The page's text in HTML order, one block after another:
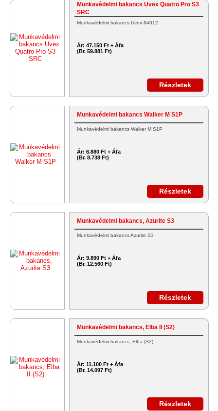
Munkavédelmi bakancs Uvex Quatro Pro S3
SRC
Munkavédelmi bakancs Uvex 84012
Ár: 47.150 Ft + Áfa
(Br. 59.881 Ft)
Részletek
Munkavédelmi bakancs Walker M S1P
Munkavédelmi bakancs Walker M S1P
Ár: 6.880 Ft + Áfa
(Br. 8.738 Ft)
Részletek
Munkavédelmi bakancs, Azurite S3
Munkavédelmi bakancs Azurite S3
Ár: 9.890 Ft + Áfa
(Br. 12.560 Ft)
Részletek
Munkavédelmi bakancs, Elba II (S2)
Munkavédelmi bakancs, Elba (S2)
Ár: 11.100 Ft + Áfa
(Br. 14.097 Ft)
Részletek